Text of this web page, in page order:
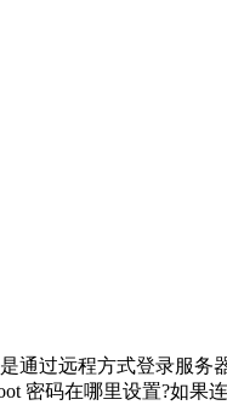
过远程方式登录服务
密码在哪里设置?如果